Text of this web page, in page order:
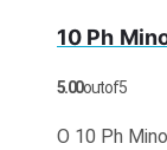
10 Ph
5.00out of 5
O 10 Ph